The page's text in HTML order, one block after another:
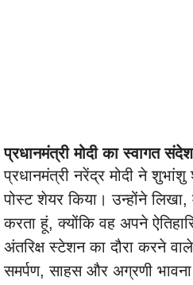
प्रधानमंत्री मोदी का स्वागत संदेश
प्रधानमंत्री नरेंद्र मोदी ने
पोस्ट शेयर किया। उन्होंने
करता हूं, क्योंकि वह अपने
अंतरिक्ष स्टेशन का दौरा करने
समर्पण, साहस और अग्रणी